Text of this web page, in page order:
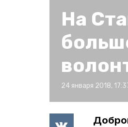
На
24 января 2018,